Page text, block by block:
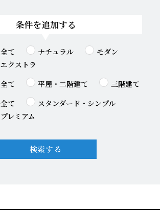
条件を追加する
全て ナチュラル
モダン
エクストラ
全て 平屋・二階建て 三階建て
全て
スタンダード・シンプル
プレミアム
検索する